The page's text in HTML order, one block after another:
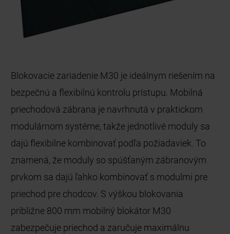
Blokovacie zariadenie M30 je ideálnym riešením na
bezpečnú a flexibilnú kontrolu prístupu. Mobilná
priechodová zábrana je navrhnutá v praktickom
modulárnom systéme, takže jednotlivé moduly sa
dajú flexibilne kombinovať podľa požiadaviek. To
znamená, že moduly so spúšťaným zábranovým
prvkom sa dajú ľahko kombinovať s modulmi pre
priechod pre chodcov. S výškou blokovania
približne 800 mm mobilný blokátor M30
zabezpečuje priechod a zaručuje maximálnu